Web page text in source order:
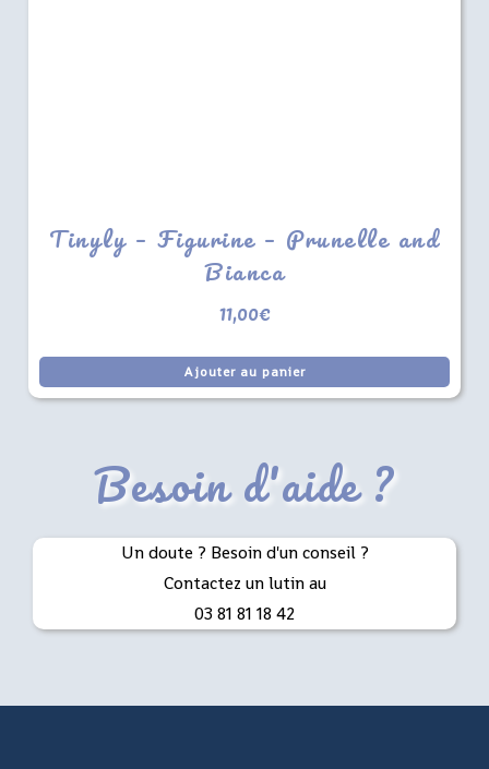
Tinyly – Figurine – Prunelle and
Bianca
11,00€
Ajouter au panier
Besoin d'aide ?
Un doute ? Besoin d'un conseil ?
Contactez un lutin au
03 81 81 18 42